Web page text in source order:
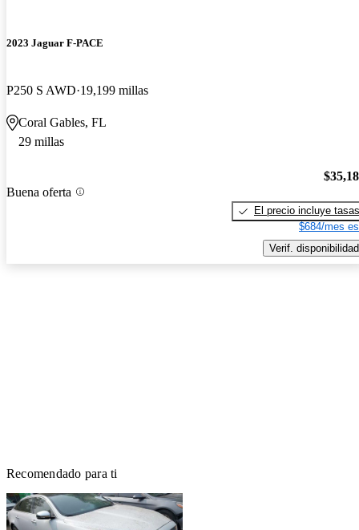
2023 Jaguar F-PACE
P250 S AWD 19,199 millas
Coral Gables, FL
29 millas
Buena oferta
El precio incluye tasas
$684/mes
Verif. disponibilidad
Recomendado para ti